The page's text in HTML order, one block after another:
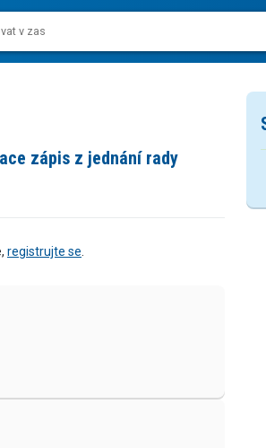
zápis z jednání rady
registrujte se